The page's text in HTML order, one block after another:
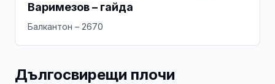
Варимезов – гайда
Балкантон – 2670
Дългосвирещи плочи